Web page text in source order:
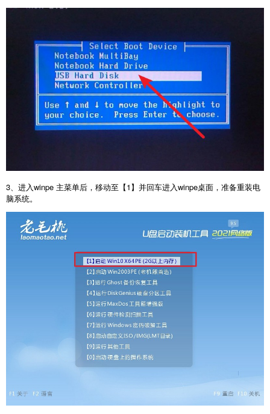
3、进入winpe 主菜单后，移动至【1】并回车进入winpe桌面，准备重装电
脑系统。